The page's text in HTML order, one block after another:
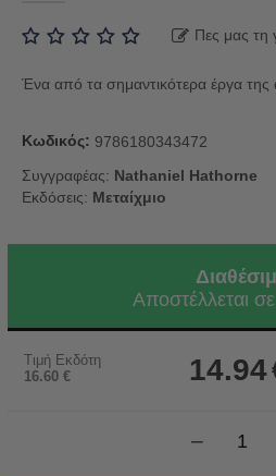
Πες μας τη
Ένα από τα σημαντικότερα έργα της
Κωδικός: 9786180343472
Συγγραφέας: Nathaniel Hathorne
Εκδόσεις: Μεταίχμιο
Αποστέλλεται
Τιμή Εκδότη
16.60 € 14.94
−